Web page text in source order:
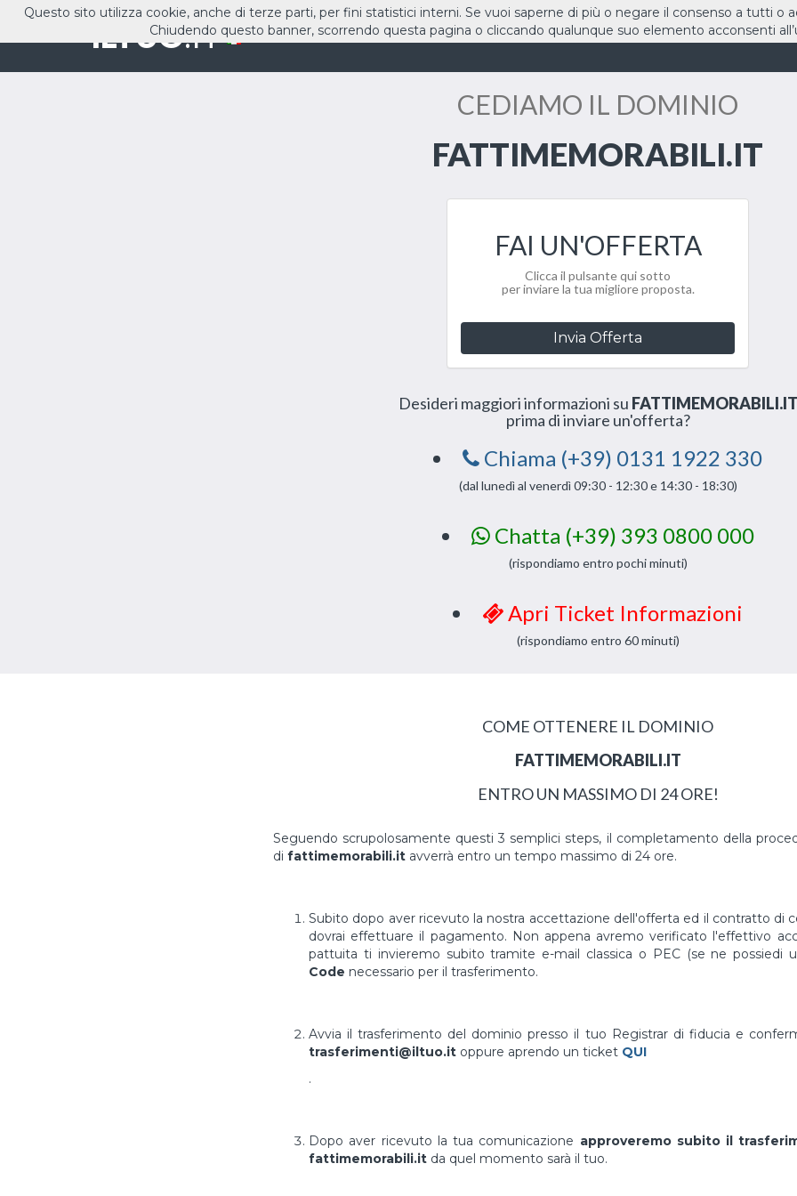
ILTUO.IT HOME DOMINI
CEDIAMO IL DOMINIO
FATTIMEMORABILI.IT
FAI UN'OFFERTA
Clicca il pulsante qui sotto
per inviare la tua migliore proposta.
Invia Offerta
Desideri maggiori informazioni su FATTIMEMORABILI.IT
prima di inviare un'offerta?
Chiama (+39) 0131 1922 330
(dal lunedì al venerdì 09:30 - 12:30 e 14:30 - 18:30)
Chatta (+39) 393 0800 000
(rispondiamo entro pochi minuti)
Apri Ticket Informazioni
(rispondiamo entro 60 minuti)
COME OTTENERE IL DOMINIO
FATTIMEMORABILI.IT
ENTRO UN MASSIMO DI 24 ORE!
Seguendo scrupolosamente questi 3 semplici steps, il completamento della
di fattimemorabili.it avverrà entro un tempo massimo di 24 ore.
Subito dopo aver ricevuto la nostra accettazione dell'offerta ed il contratto di
dovrai effettuare il pagamento. Non appena avremo verificato l'effettivo
pattuita ti invieremo subito tramite e-mail classica o PEC (se ne possiedi
Code necessario per il trasferimento.
Avvia il trasferimento del dominio presso il tuo Registrar di fiducia e
trasferimenti@iltuo.it oppure aprendo un ticket QUI
.
Dopo aver ricevuto la tua comunicazione approveremo subito il
fattimemorabili.it da quel momento sarà il tuo.
Questo sito utilizza cookie, anche di terze parti, per fini statistici interni. Se vuoi saperne di più o negare il consenso a tutti o
Chiudendo questo banner, scorrendo questa pagina o cliccando qualunque suo elemento acconsenti